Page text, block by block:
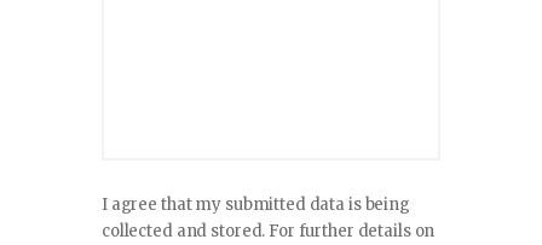
I agree that my submitted data is being
collected and stored. For further details on